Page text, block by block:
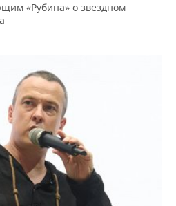
«Рубина» о звездном